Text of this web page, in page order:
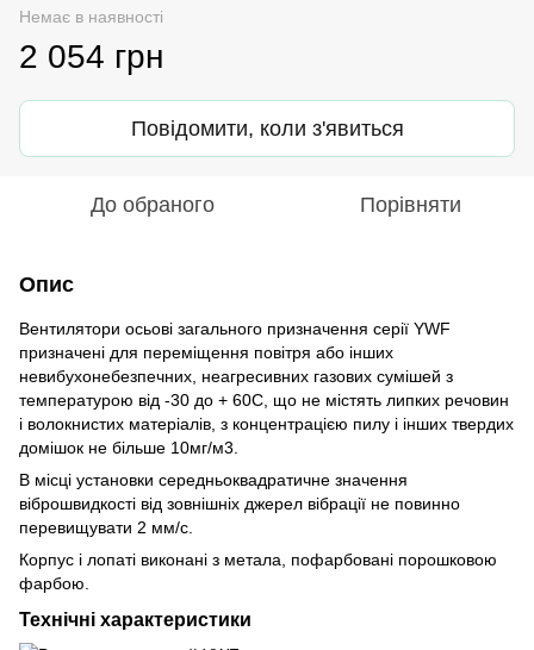
Немає в наявності
2 054 грн
Повідомити, коли з'явиться
До обраного Порівняти
Опис
Вентилятори осьові загального призначення серії YWF
призначені для переміщення повітря або інших
невибухонебезпечних, неагресивних газових сумішей з
температурою від -30 до + 60С, що не містять липких речовин
і волокнистих матеріалів, з концентрацією пилу і інших твердих
домішок не більше 10мг/м3.
В місці установки середньоквадратичне значення
віброшвидкості від зовнішніх джерел вібрації не повинно
перевищувати 2 мм/с.
Корпус і лопаті виконані з метала, пофарбовані порошковою
фарбою.
Технічні характеристики